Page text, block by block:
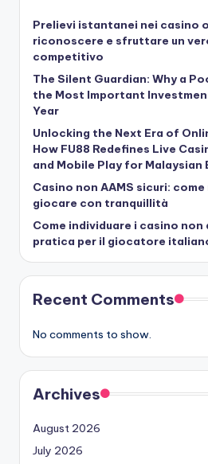
Prelievi istantanei nei casino
riconoscere e sfruttare un
competitivo
The Silent Guardian: Why a
the Most Important
Year
Unlocking the Next Era of
How FU88 Redefines Live
and Mobile Play for Malaysian
Casino non AAMS sicuri:
giocare con tranquillità
Come individuare i casino non
pratica per il giocatore
Recent Comments
No comments to show.
Archives
August 2026
July 2026